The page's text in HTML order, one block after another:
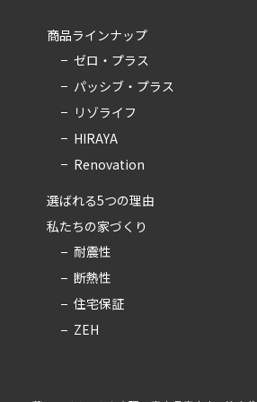
商品ラインナップ
ゼロ・プラス
パッシブ・プラス
リゾライフ
HIRAYA
Renovation
選ばれる5つの理由
私たちの家づくり
耐震性
断熱性
住宅保証
ZEH